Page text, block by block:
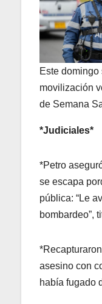
Este domingo
movilización
de Semana
*Judiciales*
*Petro
se escapa
pública: “Le
bombardeo”,
asesino con
había fugado